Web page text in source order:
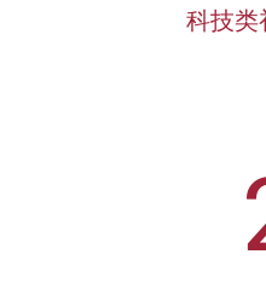
科技类